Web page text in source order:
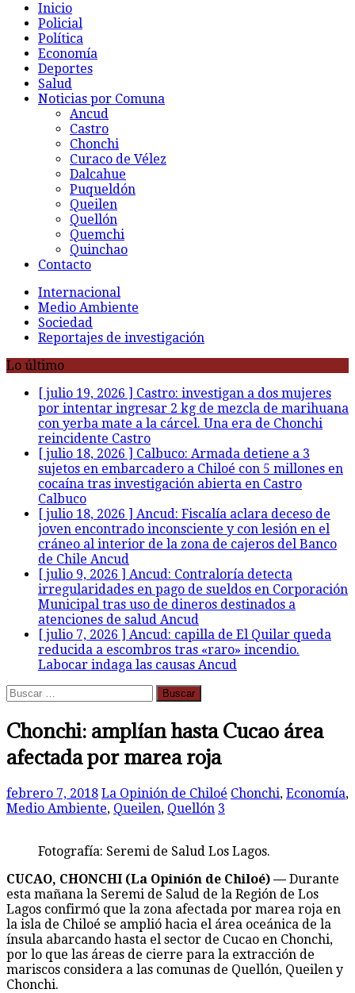
Inicio
Policial
Política
Economía
Deportes
Salud
Noticias por Comuna
Ancud
Castro
Chonchi
Curaco de Vélez
Dalcahue
Puqueldón
Queilen
Quellón
Quemchi
Quinchao
Contacto
Internacional
Medio Ambiente
Sociedad
Reportajes de investigación
Lo último
[ julio 19, 2026 ] Castro: investigan a dos mujeres
por intentar ingresar 2 kg de mezcla de marihuana
con yerba mate a la cárcel. Una era de Chonchi
reincidente Castro
[ julio 18, 2026 ] Calbuco: Armada detiene a 3
sujetos en embarcadero a Chiloé con 5 millones en
cocaína tras investigación abierta en Castro
Calbuco
[ julio 18, 2026 ] Ancud: Fiscalía aclara deceso de
joven encontrado inconsciente y con lesión en el
cráneo al interior de la zona de cajeros del Banco
de Chile Ancud
[ julio 9, 2026 ] Ancud: Contraloría detecta
irregularidades en pago de sueldos en Corporación
Municipal tras uso de dineros destinados a
atenciones de salud Ancud
[ julio 7, 2026 ] Ancud: capilla de El Quilar queda
reducida a escombros tras «raro» incendio.
Labocar indaga las causas Ancud
Buscar:
Chonchi: amplían hasta Cucao área
afectada por marea roja
febrero 7, 2018 La Opinión de Chiloé Chonchi, Economía,
Medio Ambiente, Queilen, Quellón 3
Fotografía: Seremi de Salud Los Lagos.
CUCAO, CHONCHI (La Opinión de Chiloé) — Durante
esta mañana la Seremi de Salud de la Región de Los
Lagos confirmó que la zona afectada por marea roja en
la isla de Chiloé se amplió hacia el área oceánica de la
ínsula abarcando hasta el sector de Cucao en Chonchi,
por lo que las áreas de cierre para la extracción de
mariscos considera a las comunas de Quellón, Queilen y
Chonchi.